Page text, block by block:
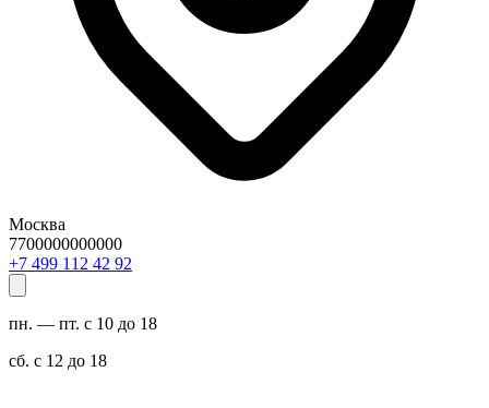
Москва
7700000000000
29 24 211 994 7+
пн. — пт. с 10 до 18
сб. с 12 до 18